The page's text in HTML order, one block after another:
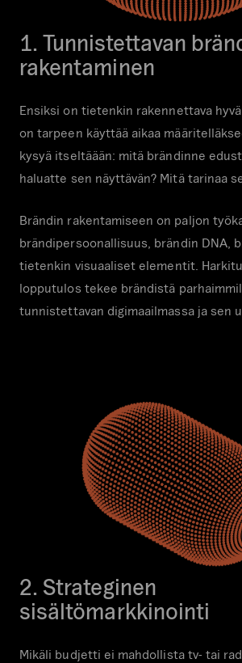
1. Tunnistettavan
rakentaminen
Ensiksi on tietenkin rakennettava
on tarpeen käyttää aikaa
kysyä itseltäään: mitä brändinne
haluatte sen näyttävän? Mitä tarinaa
Brändin rakentamiseen on paljon
brändipersoonallisuus, brändin DNA,
tietenkin visuaaliset elementit.
lopputulos tekee brändistä
tunnistettavan digimaailmassa ja sen
2. Strateginen
sisältömarkkinointi
Mikäli budjetti ei mahdollista tv- tai